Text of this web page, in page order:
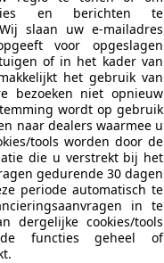
komplee
en berichten te
slaan uw e-mailadres
voor opgeslagen
of in het kader van
het gebruik van
bezoeken niet opnieuw
wordt op gebruik
naar dealers waarmee u
tools worden door de
die u verstrekt bij het
gedurende 30 dagen
periode automatisch te
in te
dergelijke cookies/tools
functies geheel of